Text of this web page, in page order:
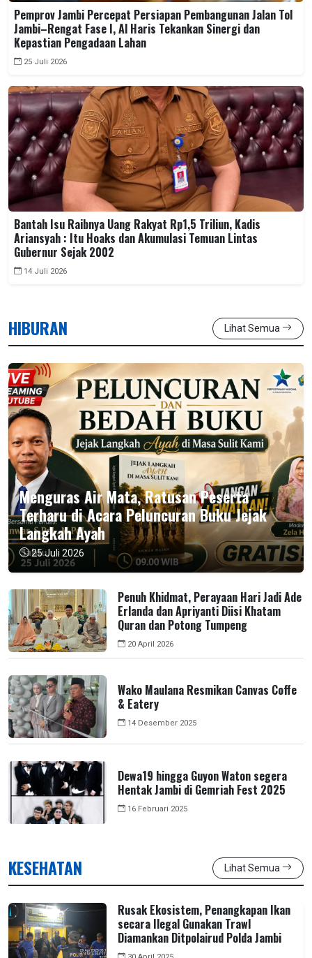
Pemprov Jambi Percepat Persiapan Pembangunan Jalan Tol
Jambi–Rengat Fase I, Al Haris Tekankan Sinergi dan
Kepastian Pengadaan Lahan
25 Juli 2026
Bantah Isu Raibnya Uang Rakyat Rp1,5 Triliun, Kadis
Ariansyah : Itu Hoaks dan Akumulasi Temuan Lintas
Gubernur Sejak 2002
14 Juli 2026
HIBURAN Lihat Semua
Menguras Air Mata, Ratusan Peserta
Terharu di Acara Peluncuran Buku Jejak
Langkah Ayah
25 Juli 2026
Penuh Khidmat, Perayaan Hari Jadi Ade
Erlanda dan Apriyanti Diisi Khatam
Quran dan Potong Tumpeng
20 April 2026
Wako Maulana Resmikan Canvas Coffe
& Eatery
14 Desember 2025
Dewa19 hingga Guyon Waton segera
Hentak Jambi di Gemriah Fest 2025
16 Februari 2025
KESEHATAN Lihat Semua
Rusak Ekosistem, Penangkapan Ikan
secara Ilegal Gunakan Trawl
Diamankan Ditpolairud Polda Jambi